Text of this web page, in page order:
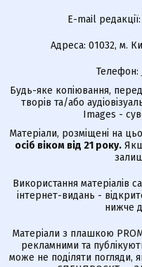
E-mail редакції:
Адреса: 01032, м.
Телефон:
Будь-яке копіювання,
творів та/або
Images -
Матеріали, розміщені на
осіб віком від 21 року.
Використання матеріалів
інтернет-видань -
нижче
Матеріали з плашкою
рекламними та
може не поділяти погляди,